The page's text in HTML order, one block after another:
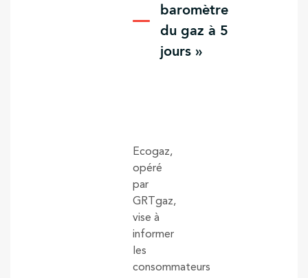
baromètre
du gaz à 5
jours »
Ecogaz,
opéré
par
GRTgaz,
vise à
informer
les
consommateurs